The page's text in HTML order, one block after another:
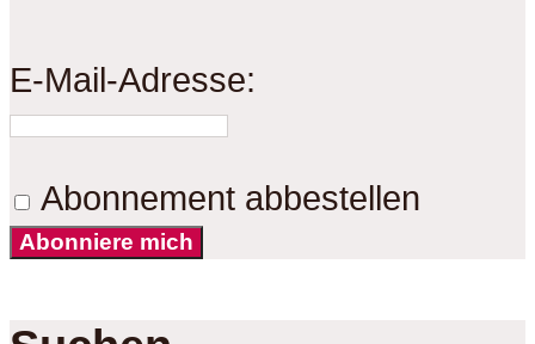
E-Mail-Adresse:
Abonnement abbestellen
Abonniere mich